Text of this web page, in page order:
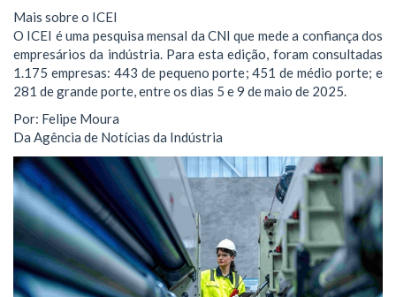
Mais sobre o ICEI
O ICEI é uma pesquisa mensal da CNI que mede a confiança dos
empresários da indústria. Para esta edição, foram consultadas
1.175 empresas: 443 de pequeno porte; 451 de médio porte; e
281 de grande porte, entre os dias 5 e 9 de maio de 2025.
Por: Felipe Moura
Da Agência de Notícias da Indústria